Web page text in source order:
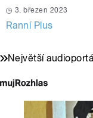
3. březen 2023
Ranní Plus
Největší